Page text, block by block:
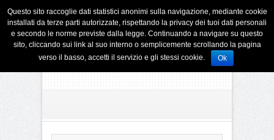
Questo sito raccoglie dati statistici anonimi sulla navigazione, mediante cookie
installati da terze parti autorizzate, rispettando la privacy dei tuoi dati personali
e secondo le norme previste dalla legge. Continuando a navigare su questo
sito, cliccando sui link al suo interno o semplicemente scrollando la pagina
verso il basso, accetti il servizio e gli stessi cookie.
Ok